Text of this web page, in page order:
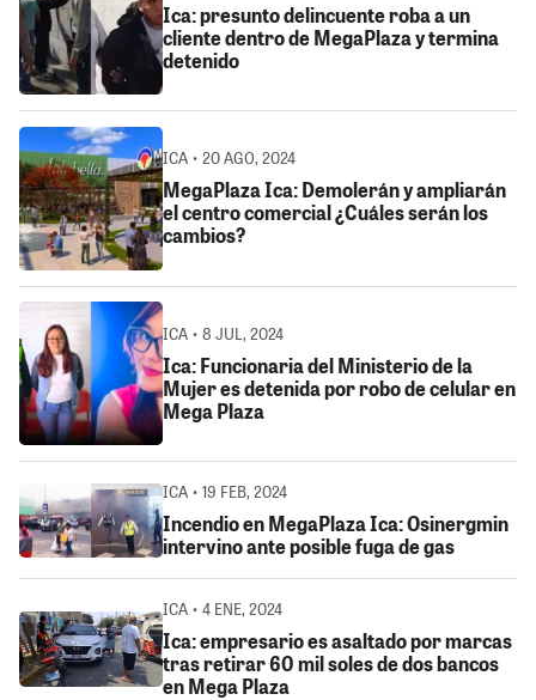
Ica: presunto delincuente roba a un
cliente dentro de MegaPlaza y termina
detenido
ICA • 20 AGO, 2024
MegaPlaza Ica: Demolerán y ampliarán
el centro comercial ¿Cuáles serán los
cambios?
ICA • 8 JUL, 2024
Ica: Funcionaria del Ministerio de la
Mujer es detenida por robo de celular en
Mega Plaza
ICA • 19 FEB, 2024
Incendio en MegaPlaza Ica: Osinergmin
intervino ante posible fuga de gas
ICA • 4 ENE, 2024
Ica: empresario es asaltado por marcas
tras retirar 60 mil soles de dos bancos
en Mega Plaza